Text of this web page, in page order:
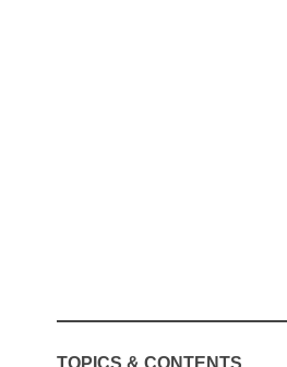
TOPICS & CONTENTS